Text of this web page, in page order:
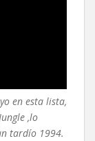
en esta lista,
,lo
tardío 1994.